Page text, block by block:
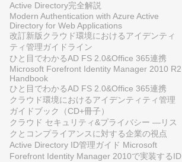
Active Directory完全解説
Modern Authentication with Azure Active
Directory for Web Applications
改訂新版クラウド環境におけるアイデンティ
ティ管理ガイドライン
ひと目でわかるAD FS 2.0&Office 365連携
Microsoft Forefront Identity Manager 2010 R2
Handbook
ひと目でわかるAD FS 2.0&Office 365連携
クラウド環境におけるアイデンティティ管理
ガイドブック（CD+冊子）
クラウド セキュリティ&プライバシー ―リス
クとコンプライアンスに対する企業の視点
Active Directory ID管理ガイド Microsoft
Forefront Identity Manager 2010で実装するID